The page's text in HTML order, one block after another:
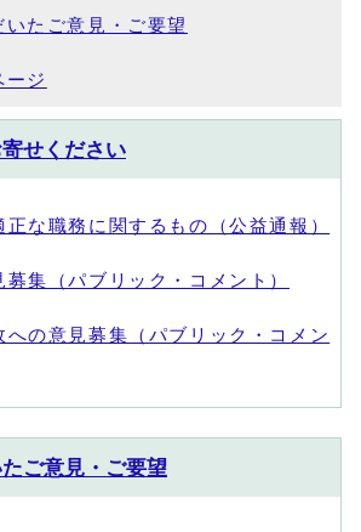
いたご意見・ご要望
ージ
せください
な職務に関するもの（公益通報）
集（パブリック・コメント）
への意見募集（パブリック・コメン
ご意見・ご要望